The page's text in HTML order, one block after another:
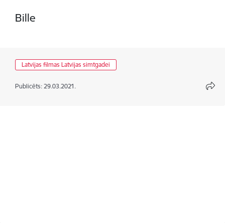
Bille
Latvijas filmas Latvijas simtgadei
Publicēts: 29.03.2021.